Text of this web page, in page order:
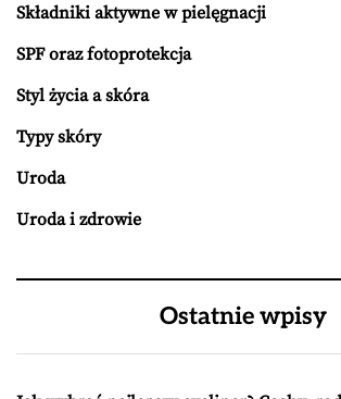
Składniki aktywne w pielęgnacji
SPF oraz fotoprotekcja
Styl życia a skóra
Typy skóry
Uroda
Uroda i zdrowie
Ostatnie wpisy